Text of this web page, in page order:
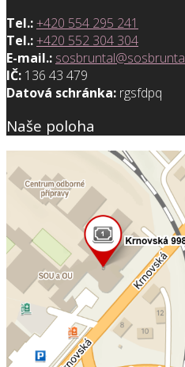
Tel.:+420 554 295 241
Tel.:+420 552 304 304
E-mail.:
IČ: 136 43 479
Datová schránka: rgsfdpq
Naše poloha